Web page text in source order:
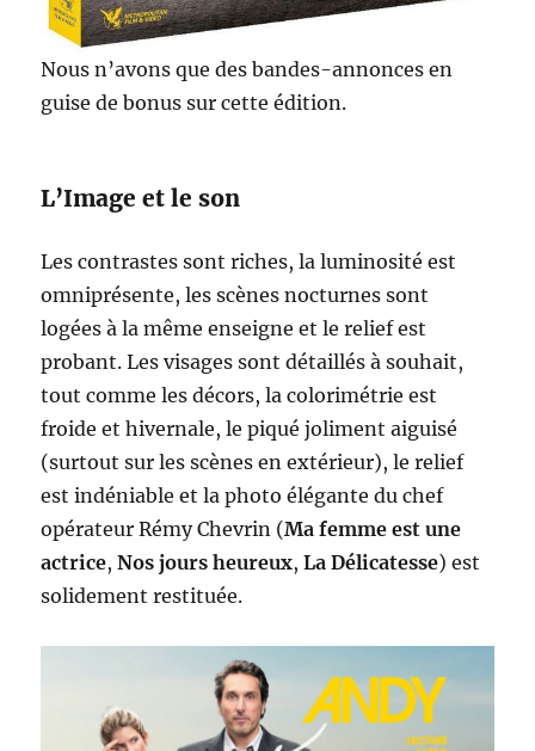
Nous n’avons que des bandes-annonces en
guise de bonus sur cette édition.
L’Image et le son
Les contrastes sont riches, la luminosité est
omniprésente, les scènes nocturnes sont
logées à la même enseigne et le relief est
probant. Les visages sont détaillés à souhait,
tout comme les décors, la colorimétrie est
froide et hivernale, le piqué joliment aiguisé
(surtout sur les scènes en extérieur), le relief
est indéniable et la photo élégante du chef
opérateur Rémy Chevrin (Ma femme est une
actrice,Nos jours heureux,La Délicatesse) est
solidement restituée.